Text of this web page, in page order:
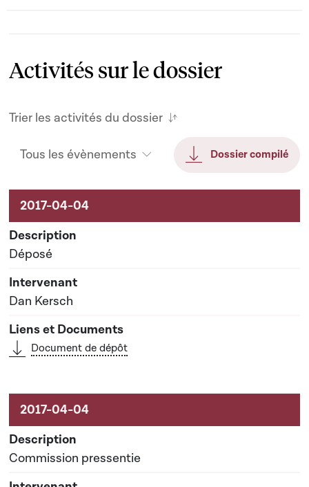
Activités sur le dossier
Trier les activités du dossier
Tous les évènements Dossier compilé
Activités sur le dossier
Déposé
Dan Kersch
Document de dépôt
Commission pressentie